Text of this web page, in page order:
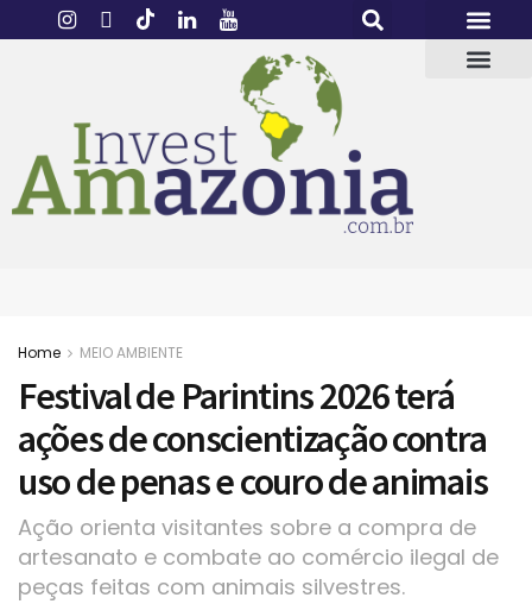
Home MEIO AMBIENTE
Festival de Parintins 2026 terá
ações de conscientização contra
uso de penas e couro de animais
Ação orienta visitantes sobre a compra de
artesanato e combate ao comércio ilegal de
peças feitas com animais silvestres.